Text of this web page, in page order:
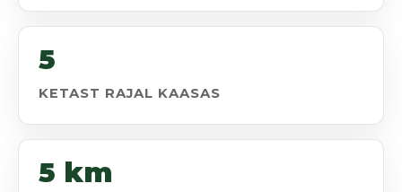
5
KETAST RAJAL KAASAS
5 km